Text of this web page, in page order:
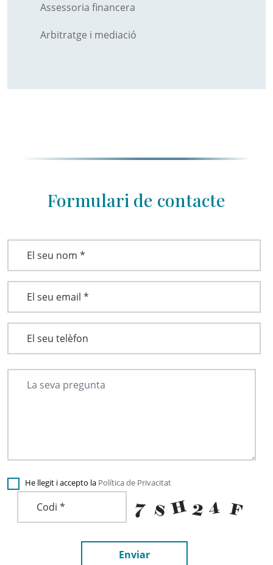
Assessoria financera
Arbitratge i mediació
Formulari de contacte
He llegit i accepto la Política de Privacitat
Enviar